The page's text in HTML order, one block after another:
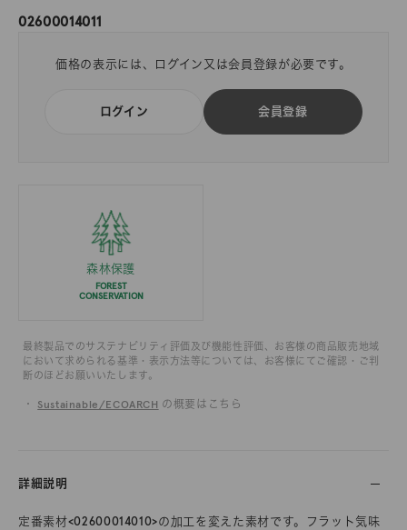
02600014011
価格の表示には、ログイン又は会員登録が必要です。
ログイン 会員登録
森林保護
FOREST
CONSERVATION
最終製品でのサステナビリティ評価及び機能性評価、お客様の商品販売地域
において求められる基準・表示方法等については、お客様にてご確認・ご判
断のほどお願いいたします。
・ Sustainable/ECOARCH の概要はこちら
詳細説明
定番素材<02600014010>の加工を変えた素材です。フラット気味